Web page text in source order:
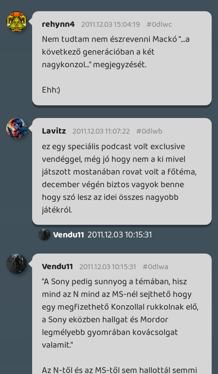
elmelkedos regebbit?
liquid
rehynn4 2011.12.02 15:40:51 #0dlw3
Ebben maximálisan veled vagyok.
Alwares
kwalker 2011.12.02 14:07:47 #0dlw2
Most nézem a nintendo.hu MySQL hiba-
van
Ha kell fejlesztő szóljatok 🙂
Alwares 2011.12.02 13:14:53 #0dlw1
Én is szeretnék megint elámulni az új
játékokon, ha hoznak egy konstans jó
minőséget csak azért nem veszek új
konzolt. A BF3 baromi szép PC-én, de olyat
csináljanak amit jelenleg nem tudunk pc-
én összehozni. Legyen előremutató a hw.
Tényleg elmegy egy szolgáltatás orientált
irányba a dolog vagy marad tisztán
játékgépnek. Én az utóbbinak szurkolok.
Most is legtöbbször jobb lenne ha este
csak annyit látnék a (új) dashboardon
hogy play és nem zúdítana mindenféle
információt meg reklámot az arcomba.
Játszani akarunk jó játékokkal, kit érdekel
a Sky, meg az Espn...
liquid 2011.12.02 11:06:04 #0dlw0